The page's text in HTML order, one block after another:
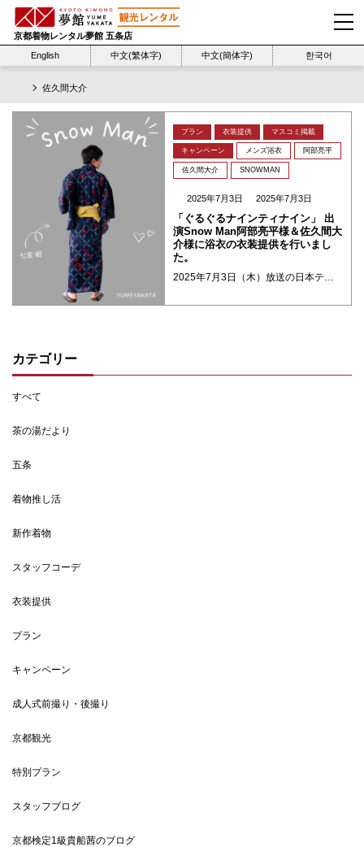
京都着物レンタル夢館 五条店
English
中文(繁体字) 中文(簡体字) 한국어
佐久間大介
カテゴリー
すべて
茶の湯だより
五条
着物推し活
新作着物
スタッフコーデ
衣装提供
プラン
キャンペーン
成人式前撮り・後撮り
京都観光
特別プラン
スタッフブログ
京都検定1級貴船茜のブログ
プラン 衣装提供 マスコミ掲載
キャンペーン メンズ浴衣 阿部亮平
佐久間大介 SNOWMAN
2025年7月3日 2025年7月3日
「ぐるぐるナインティナイン」 出
演Snow Man阿部亮平様＆佐久間大
介様に浴衣の衣装提供を行いまし
た。
2025年7月3日（木）放送の日本テレビ系『ぐるぐるナインティナイン』2時間スペシャル（7：00）内「ゴチになります！26」に出演されたSNOWMAN阿部亮平様と佐久間大介様にメンズ浴衣の衣装提供を行いました。 佐久間大 ・・・